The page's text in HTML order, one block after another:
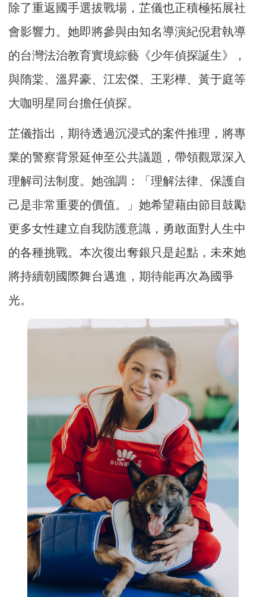
除了重返國手選拔戰場，芷儀也正積極拓展社
會影響力。她即將參與由知名導演紀倪君執導
的台灣法治教育實境綜藝《少年偵探誕生》，
與隋棠、溫昇豪、江宏傑、王彩樺、黃于庭等
大咖明星同台擔任偵探。
芷儀指出，期待透過沉浸式的案件推理，將專
業的警察背景延伸至公共議題，帶領觀眾深入
理解司法制度。她強調：「理解法律、保護自
己是非常重要的價值。」她希望藉由節目鼓勵
更多女性建立自我防護意識，勇敢面對人生中
的各種挑戰。本次復出奪銀只是起點，未來她
將持續朝國際舞台邁進，期待能再次為國爭
光。